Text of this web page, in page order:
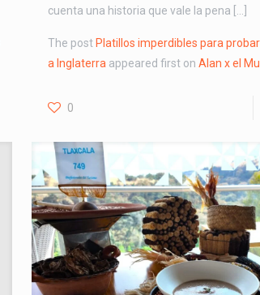
cuenta una historia que vale la pena […]
The post Platillos imperdibles para
a Inglaterra appeared first onAlan x el
0